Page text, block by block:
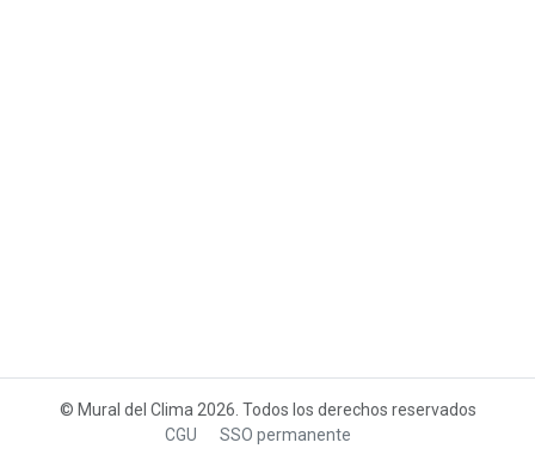
© Mural del Clima 2026. Todos los derechos reservados
CGU
SSO permanente